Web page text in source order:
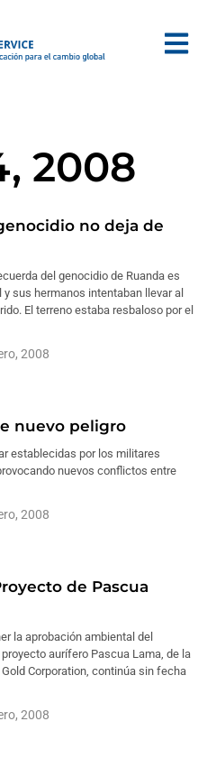
2008
no deja de
del genocidio de Ruanda es
sus hermanos intentaban llevar al
El terreno estaba resbaloso por el
2008
nuevo peligro
establecidas por los militares
nuevos conflictos entre
2008
de Pascua
la aprobación ambiental del
aurífero Pascua Lama, de la
Corporation, continúa sin fecha
2008